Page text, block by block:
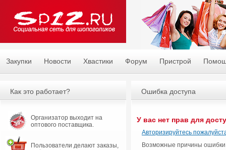
Закупки Новости Хвастики Форум Пристрой
Ошибка доступа
У вас нет прав для
Авторизируйтесь
Возможные причины
Как это работает?
Организатор выходит на
оптового поставщика.
Пользователи делают заказы,